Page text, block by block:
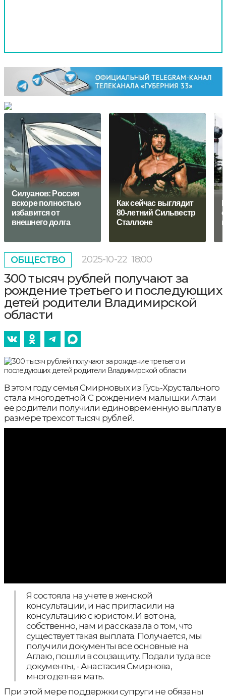
Силуанов: Россия
вскоре полностью
избавится от
внешнего долга
Как сейчас выглядит
80-летний Сильвестр
Сталлоне
ОБЩЕСТВО 2025-10-22 18:00
300 тысяч рублей получают за
рождение третьего и последующих
детей родители Владимирской
области
В этом году семья Смирновых из Гусь-Хрустального
стала многодетной. С рождением малышки Аглаи
ее родители получили единовременную выплату в
размере трехсот тысяч рублей.
Я состояла на учете в женской
консультации, и нас пригласили на
консультацию с юристом. И вот она,
собственно, нам и рассказала о том, что
существует такая выплата. Получается, мы
получили документы все основные на
Аглаю, пошли в соцзащиту. Подали туда все
документы, - Анастасия Смирнова,
многодетная мать.
При этой мере поддержки супруги не обязаны